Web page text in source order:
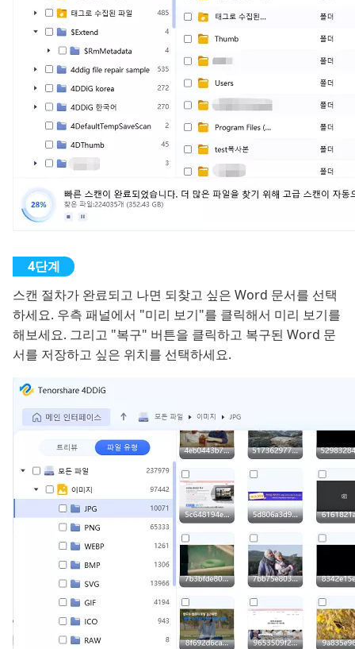
스캔 절차가 완료되고 나면 되찾고 싶은 Word 문서를 선택
하세요. 우측 패널에서 "미리 보기"를 클릭해서 미리 보기를
해보세요. 그리고 "복구" 버튼을 클릭하고 복구된 Word 문
서를 저장하고 싶은 위치를 선택하세요.